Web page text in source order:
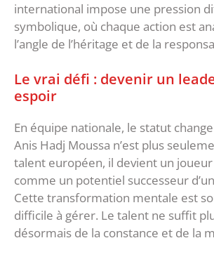
international impose une pression
symbolique, où chaque action est
l’angle de l’héritage et de la
Le vrai défi : devenir un
espoir
En équipe nationale, le statut
Anis Hadj Moussa n’est plus
talent européen, il devient un
comme un potentiel successeur
Cette transformation mentale est
difficile à gérer. Le talent ne suffit
désormais de la constance et de la